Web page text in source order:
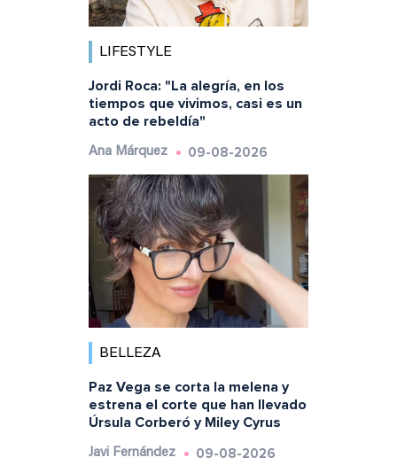
LIFESTYLE
Jordi Roca: "La alegría, en los
tiempos que vivimos, casi es un
acto de rebeldía"
Ana Márquez 09-08-2026
BELLEZA
Paz Vega se corta la melena y
estrena el corte que han llevado
Úrsula Corberó y Miley Cyrus
Javi Fernández 09-08-2026